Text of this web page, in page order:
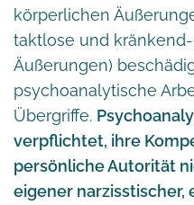
körperlichen
taktlose und
Äußerungen)
psychoanalytische
Übergriffe.
verpflichtet, ihre
persönliche Autorität
eigener narzisstischer,